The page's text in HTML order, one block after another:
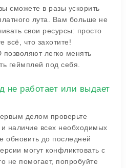
сможете в разы ускорить
лута. Вам больше не
свои ресурсы: просто
всё, что захотите!
легко менять
геймплей под себя.
не работает или выдает
делом проверьте
и наличие всех необходимых
обновить до последней
могут конфликтовать с
не помогает, попробуйте